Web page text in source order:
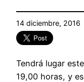
14 diciembre, 2016
Tendrá lugar
19,00 horas, y